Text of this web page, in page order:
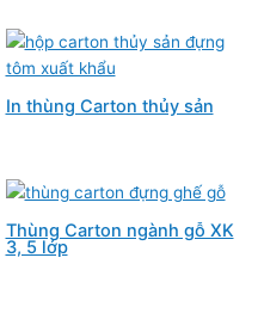
In thùng Carton thủy sản
Thùng Carton ngành gỗ XK
3, 5 lớp